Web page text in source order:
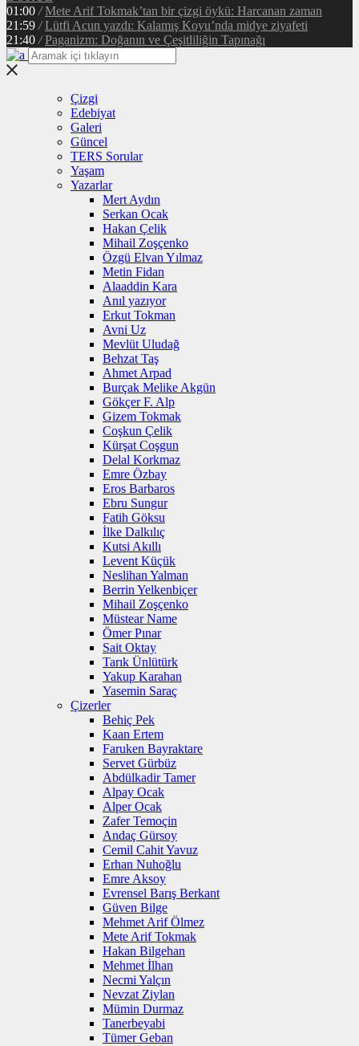
01:00 / Mete Arif Tokmak’tan bir çizgi öykü: Harcanan zaman
21:59 / Lütfi Acun yazdı: Kalamış Koyu’nda midye ziyafeti
21:40 / Paganizm: Doğanın ve Çeşitliliğin Tapınağı
Çizgi
Edebiyat
Galeri
Güncel
TERS Sorular
Yaşam
Yazarlar
Mert Aydın
Serkan Ocak
Hakan Çelik
Mihail Zoşçenko
Özgü Elvan Yılmaz
Metin Fidan
Alaaddin Kara
Anıl yazıyor
Erkut Tokman
Avni Uz
Mevlüt Uludağ
Behzat Taş
Ahmet Arpad
Burçak Melike Akgün
Gökçer F. Alp
Gizem Tokmak
Coşkun Çelik
Kürşat Coşgun
Delal Korkmaz
Emre Özbay
Eros Barbaros
Ebru Sungur
Fatih Göksu
İlke Dalkılıç
Kutsi Akıllı
Levent Küçük
Neslihan Yalman
Berrin Yelkenbiçer
Mihail Zoşçenko
Müstear Name
Ömer Pınar
Sait Oktay
Tarık Ünlütürk
Yakup Karahan
Yasemin Saraç
Çizerler
Behiç Pek
Kaan Ertem
Faruken Bayraktare
Servet Gürbüz
Abdülkadir Tamer
Alpay Ocak
Alper Ocak
Zafer Temoçin
Andaç Gürsoy
Cemil Cahit Yavuz
Erhan Nuhoğlu
Emre Aksoy
Evrensel Barış Berkant
Güven Bilge
Mehmet Arif Ölmez
Mete Arif Tokmak
Hakan Bilgehan
Mehmet İlhan
Necmi Yalçın
Nevzat Ziylan
Mümin Durmaz
Tanerbeyabi
Tümer Geban